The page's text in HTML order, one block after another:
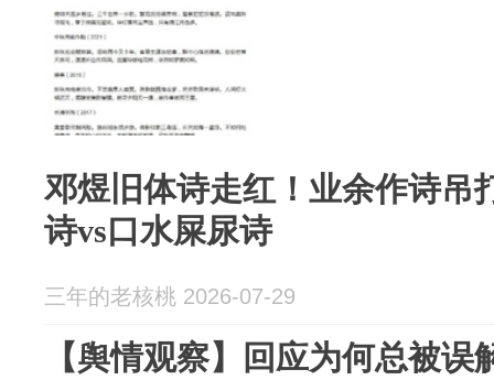
邓煜旧体诗走红！业余作诗吊
诗vs口水屎尿诗
三年的老核桃 2026-07-29
【舆情观察】回应为何总被